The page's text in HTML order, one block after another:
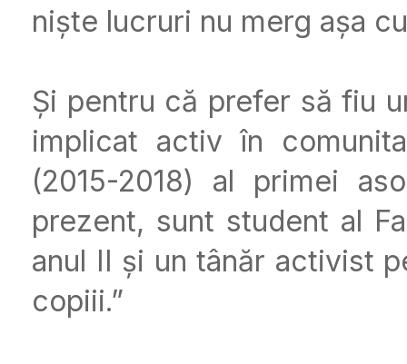
niște lucruri nu merg așa
Și pentru că prefer să fiu
implicat activ în
(2015-2018) al primei
prezent, sunt student al
anul II și un tânăr activist
copiii.”